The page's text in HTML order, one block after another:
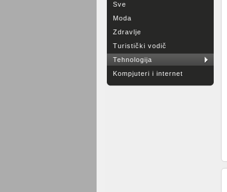
Sve
Moda
Zdravlje
Turistički vodič
Tehnologija
Kompjuteri i internet